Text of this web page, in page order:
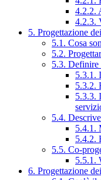
4.2.2.
4.2.3.
5. Progettazione
5.1. Cosa
5.2.
5.3.
5.3.1.
5.3.2.
5.3.3.
5.4.
5.4.1.
5.4.2.
5.5. Co-
5.5.1.
6. Progettazione